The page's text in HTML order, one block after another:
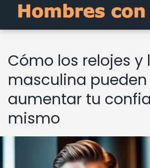
Cómo los relojes y
masculina pueden
aumentar tu
mismo